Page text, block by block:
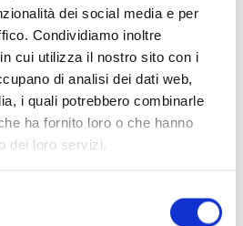
dei social media e per
Condividiamo inoltre
cui utilizza il nostro sito con i
di analisi dei dati web,
i quali potrebbero combinarle
ha fornito loro o che hanno
dei loro servizi.